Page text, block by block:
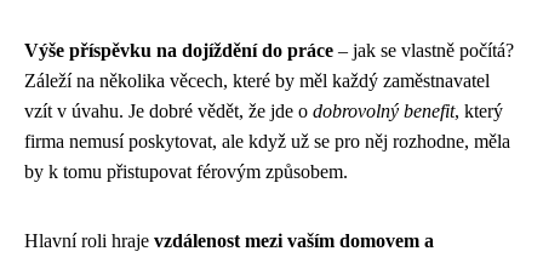
Výše příspěvku na dojíždění do práce – jak se vlastně počítá?
Záleží na několika věcech, které by měl každý zaměstnavatel
vzít v úvahu. Je dobré vědět, že jde o dobrovolný benefit, který
firma nemusí poskytovat, ale když už se pro něj rozhodne, měla
by k tomu přistupovat férovým způsobem.
Hlavní roli hraje vzdálenost mezi vaším domovem a